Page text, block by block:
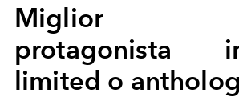
Miglior
protagonista
limited o